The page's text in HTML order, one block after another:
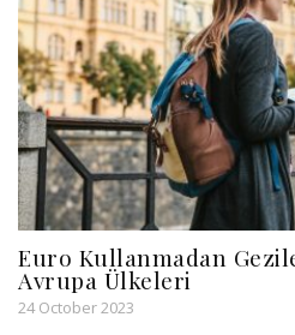
Euro Kullanmadan
Avrupa Ülkeleri
24 October 2023